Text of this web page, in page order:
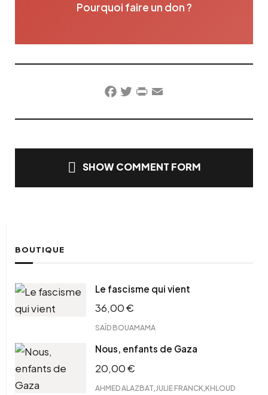
Pourquoi faire un don ?
Facebook
TwitterPrintFriendly
Email
SHOW COMMENT FORM
BOUTIQUE
Le fascisme qui vient
36,00€
SAÏD BOUAMAMA
Nous, enfants de Gaza
20,00€
AHMED ALAZBAT JULIE FRANCK KHLOUD